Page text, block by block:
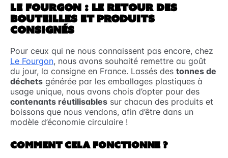
LE FOURGON : LE RETOUR DES
BOUTEILLES ET PRODUITS
CONSIGNÉS
Pour ceux qui ne nous connaissent pas encore, chez
Le Fourgon, nous avons souhaité remettre au goût
du jour, la consigne en France. Lassés des tonnes de
déchets générée par les emballages plastiques à
usage unique, nous avons chois d’opter pour des
contenants réutilisables sur chacun des produits et
boissons que nous vendons, afin d’être dans un
modèle d’économie circulaire !
COMMENT CELA FONCTIONNE ?